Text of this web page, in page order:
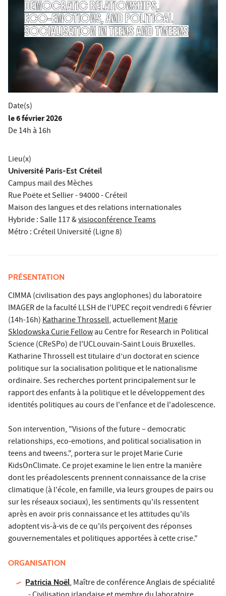
Date(s)
le6 février 2026
De 14h à 16h
Lieu(x)
Université Paris-Est Créteil
Campus mail des Mèches
Rue Poëte et Sellier - 94000 - Créteil
Maison des langues et des relations internationales
Hybride : Salle 117 &visioconférence Teams
Métro : Créteil Université (Ligne 8)
PRÉSENTATION
CIMMA (civilisation des pays anglophones) du laboratoire
IMAGER de la faculté LLSH de l'UPEC reçoit vendredi 6 février
(14h-16h)Katharine Throssell, actuellementMarie
Sklodowska Curie Fellowau Centre for Research in Political
Science (CReSPo) de l'UCLouvain-Saint Louis Bruxelles.
Katharine Throssell est titulaire d’un doctorat en science
politique sur la socialisation politique et le nationalisme
ordinaire. Ses recherches portent principalement sur le
rapport des enfants à la politique et le développement des
identités politiques au cours de l'enfance et de l'adolescence.
Son intervention, "Visions of the future – democratic
relationships, eco-emotions, and political socialisation in
teens and tweens.", portera sur le projet Marie Curie
KidsOnClimate. Ce projet examine le lien entre la manière
dont les préadolescents prennent connaissance de la crise
climatique (à l'école, en famille, via leurs groupes de pairs ou
sur les réseaux sociaux), les sentiments qu'ils ressentent
après en avoir pris connaissance et les attitudes qu'ils
adoptent vis-à-vis de ce qu'ils perçoivent des réponses
gouvernementales et politiques apportées à cette crise."
ORGANISATION
Patricia Noël, Maître de conférence Anglais de spécialité